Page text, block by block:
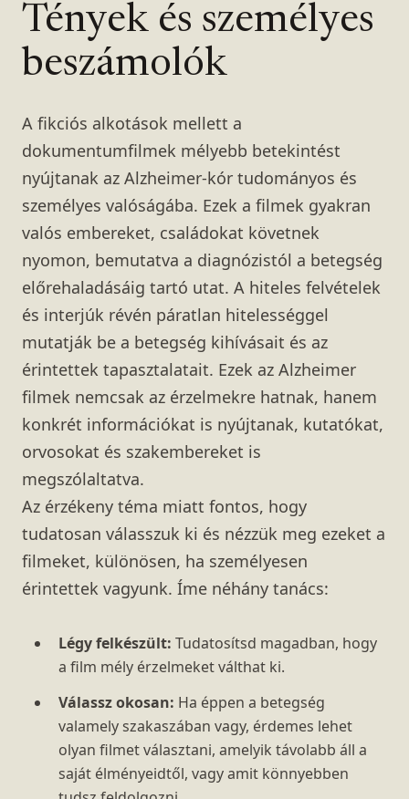
Tények és személyes
beszámolók
A fikciós alkotások mellett a
dokumentumfilmek mélyebb betekintést
nyújtanak az Alzheimer-kór tudományos és
személyes valóságába. Ezek a filmek gyakran
valós embereket, családokat követnek
nyomon, bemutatva a diagnózistól a betegség
előrehaladásáig tartó utat. A hiteles felvételek
és interjúk révén páratlan hitelességgel
mutatják be a betegség kihívásait és az
érintettek tapasztalatait. Ezek az Alzheimer
filmek nemcsak az érzelmekre hatnak, hanem
konkrét információkat is nyújtanak, kutatókat,
orvosokat és szakembereket is
megszólaltatva.
Az érzékeny téma miatt fontos, hogy
tudatosan válasszuk ki és nézzük meg ezeket a
filmeket, különösen, ha személyesen
érintettek vagyunk. Íme néhány tanács:
Légy felkészült: Tudatosítsd magadban, hogy
a film mély érzelmeket válthat ki.
Válassz okosan: Ha éppen a betegség
valamely szakaszában vagy, érdemes lehet
olyan filmet választani, amelyik távolabb áll a
saját élményeidtől, vagy amit könnyebben